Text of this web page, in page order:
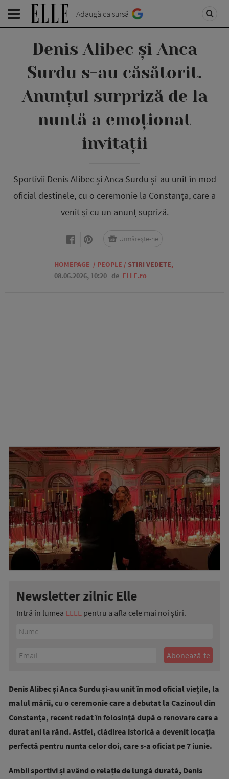
Adaugă ca sursă
Denis Alibec și Anca
Surdu s-au căsătorit.
Anunțul surpriză de la
nuntă a emoționat
invitații
Sportivii Denis Alibec și Anca Surdu și-au unit în mod
oficial destinele, cu o ceremonie la Constanța, care a
venit și cu un anunț supriză.
HOMEPAGE / PEOPLE / STIRI VEDETE,
08.06.2026, 10:20 de ELLE.ro
Urmărește-ne
Newsletter zilnic Elle
Intră în lumea ELLE pentru a afla cele mai noi știri.
Denis Alibec și Anca Surdu și-au unit în mod oficial viețile, la
malul mării, cu o ceremonie care a debutat la Cazinoul din
Constanța, recent redat în folosință după o renovare care a
durat ani la rând. Astfel, clădirea istorică a devenit locația
perfectă pentru nunta celor doi, care s-a oficiat pe 7 iunie.
Ambii sportivi și având o relație de lungă durată, Denis